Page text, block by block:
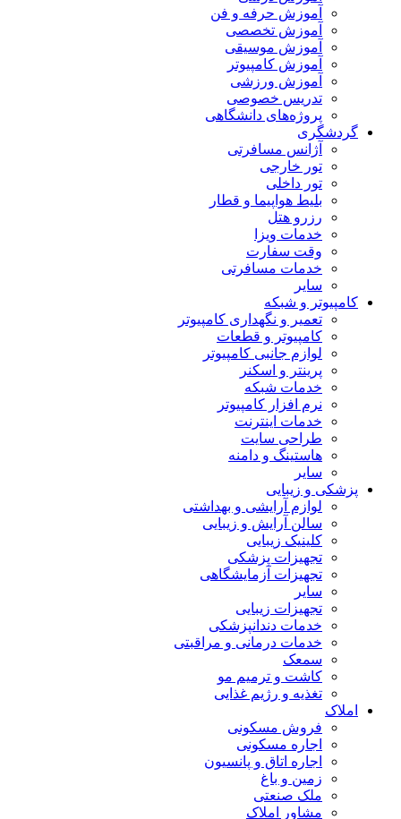
آموزش حرفه و فن
آموزش تخصصی
آموزش موسیقی
آموزش کامپیوتر
آموزش ورزشی
تدریس خصوصی
پروژه‌های دانشگاهی
گردشگری
آژانس مسافرتی
تور خارجی
تور داخلی
بلیط هواپیما و قطار
رزرو هتل
خدمات ویزا
وقت سفارت
خدمات مسافرتی
سایر
کامپیوتر و شبکه
تعمیر و نگهداری کامپیوتر
کامپیوتر و قطعات
لوازم جانبی کامپیوتر
پرینتر و اسکنر
خدمات شبکه
نرم افزار کامپیوتر
خدمات اینترنت
طراحی سایت
هاستینگ و دامنه
سایر
پزشکی و زیبایی
لوازم آرایشی و بهداشتی
سالن آرایش و زیبایی
کلینیک زیبایی
تجهیزات پزشکی
تجهیزات آزمایشگاهی
سایر
تجهیزات زیبایی
خدمات دندانپزشکی
خدمات درمانی و مراقبتی
سمعک
کاشت و ترمیم مو
تغذیه و رژیم غذایی
املاک
فروش مسکونی
اجاره مسکونی
اجاره اتاق و پانسیون
زمین و باغ
ملک صنعتی
مشاور املاک